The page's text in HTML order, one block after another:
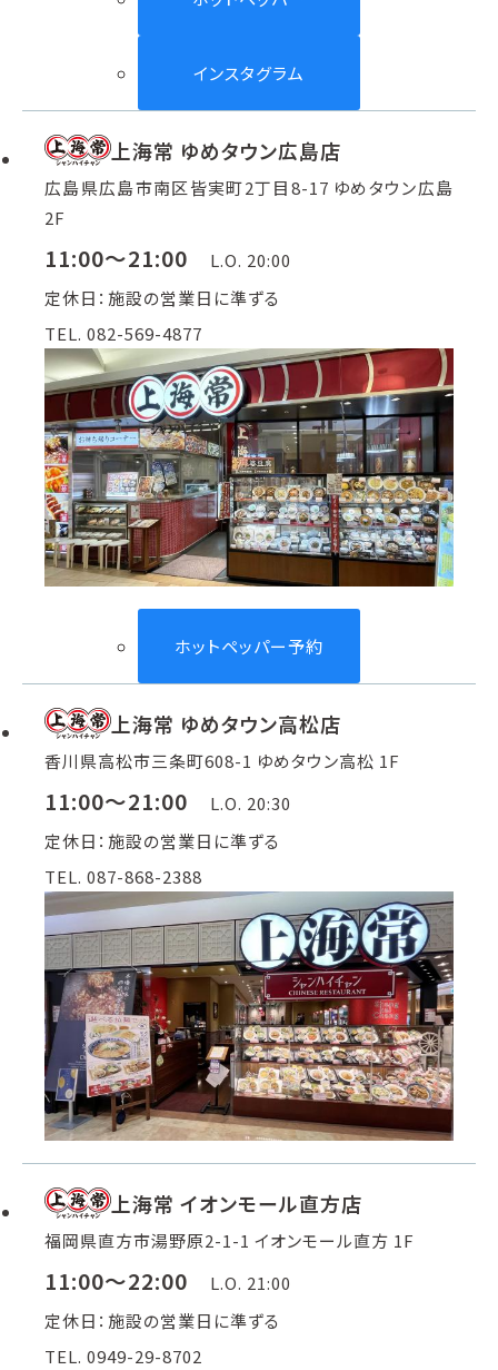
インスタグラム
上海常 ゆめタウン広島店
広島県広島市南区皆実町2丁目8-17 ゆめタウン広島
2F
11:00～21:00
L.O. 20:00
定休日：施設の営業日に準ずる
TEL. 082-569-4877
ホットペッパー予約
上海常 ゆめタウン高松店
香川県高松市三条町608-1 ゆめタウン高松 1F
11:00～21:00
L.O. 20:30
定休日：施設の営業日に準ずる
TEL. 087-868-2388
上海常 イオンモール直方店
福岡県直方市湯野原2-1-1 イオンモール直方 1F
11:00～22:00
L.O. 21:00
定休日：施設の営業日に準ずる
TEL. 0949-29-8702